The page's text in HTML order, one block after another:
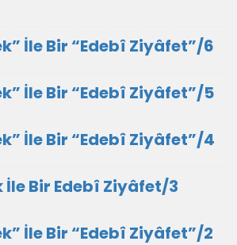
İle Bir “Edebî Ziyâfet”/6
İle Bir “Edebî Ziyâfet”/5
İle Bir “Edebî Ziyâfet”/4
İle Bir Edebî Ziyâfet/3
İle Bir “Edebî Ziyâfet”/2